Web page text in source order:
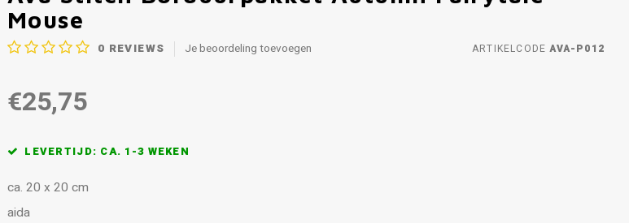
Mouse
0 REVIEWS Je beoordeling toevoegen ARTIKELCODE AVA-P012
€25,75
LEVERTIJD: CA. 1-3 WEKEN
ca. 20 x 20 cm
aida